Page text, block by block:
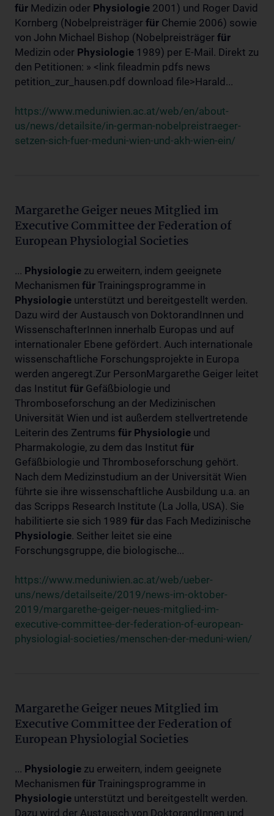
für Medizin oder Physiologie 2001) und Roger David
Kornberg (Nobelpreisträger für Chemie 2006) sowie
von John Michael Bishop (Nobelpreisträger für
Medizin oder Physiologie 1989) per E-Mail. Direkt zu
den Petitionen: » <link fileadmin pdfs news
petition_zur_hausen.pdf download file>Harald...
https://www.meduniwien.ac.at/web/en/about-
us/news/detailsite/in-german-nobelpreistraeger-
setzen-sich-fuer-meduni-wien-und-akh-wien-ein/
Margarethe Geiger neues Mitglied im
Executive Committee der Federation of
European Physiologial Societies
... Physiologie zu erweitern, indem geeignete
Mechanismen für Trainingsprogramme in
Physiologie unterstützt und bereitgestellt werden.
Dazu wird der Austausch von DoktorandInnen und
WissenschafterInnen innerhalb Europas und auf
internationaler Ebene gefördert. Auch internationale
wissenschaftliche Forschungsprojekte in Europa
werden angeregt.Zur PersonMargarethe Geiger leitet
das Institut für Gefäßbiologie und
Thromboseforschung an der Medizinischen
Universität Wien und ist außerdem stellvertretende
Leiterin des Zentrums für Physiologie und
Pharmakologie, zu dem das Institut für
Gefäßbiologie und Thromboseforschung gehört.
Nach dem Medizinstudium an der Universität Wien
führte sie ihre wissenschaftliche Ausbildung u.a. an
das Scripps Research Institute (La Jolla, USA). Sie
habilitierte sie sich 1989 für das Fach Medizinische
Physiologie. Seither leitet sie eine
Forschungsgruppe, die biologische...
https://www.meduniwien.ac.at/web/ueber-
uns/news/detailseite/2019/news-im-oktober-
2019/margarethe-geiger-neues-mitglied-im-
executive-committee-der-federation-of-european-
physiologial-societies/menschen-der-meduni-wien/
Margarethe Geiger neues Mitglied im
Executive Committee der Federation of
European Physiologial Societies
... Physiologie zu erweitern, indem geeignete
Mechanismen für Trainingsprogramme in
Physiologie unterstützt und bereitgestellt werden.
Dazu wird der Austausch von DoktorandInnen und